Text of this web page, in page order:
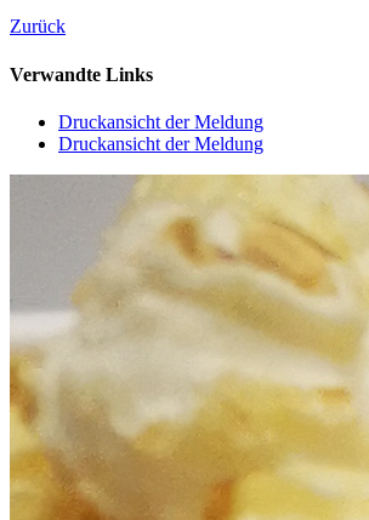
Zurück
Verwandte Links
Druckansicht der Meldung
Druckansicht der Meldung